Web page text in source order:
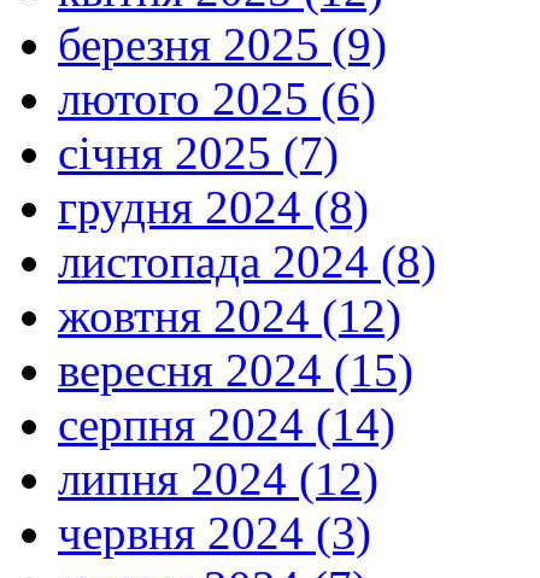
березня 2025 (9)
лютого 2025 (6)
січня 2025 (7)
грудня 2024 (8)
листопада 2024 (8)
жовтня 2024 (12)
вересня 2024 (15)
серпня 2024 (14)
липня 2024 (12)
червня 2024 (3)